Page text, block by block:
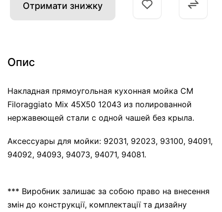
Отримати знижку
Опис
Накладная прямоугольная кухонная мойка CM
Filoraggiato Mix 45Х50 12043 из полированной
нержавеющей стали с одной чашей без крыла.
Аксессуары для мойки: 92031, 92023, 93100, 94091,
94092, 94093, 94073, 94071, 94081.
*** Виробник залишає за собою право на внесення
змін до конструкції, комплектації та дизайну